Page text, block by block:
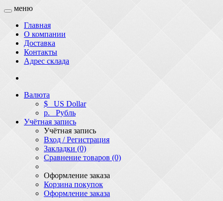
меню
Главная
О компании
Доставка
Контакты
Адрес склада
Валюта
$ US Dollar
р. Рубль
Учётная запись
Учётная запись
Вход / Регистрация
Закладки (0)
Сравнение товаров (0)
Оформление заказа
Корзина покупок
Оформление заказа